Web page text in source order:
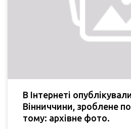
В Інтернеті
Вінниччини, зроблене
тому: архівне фото.